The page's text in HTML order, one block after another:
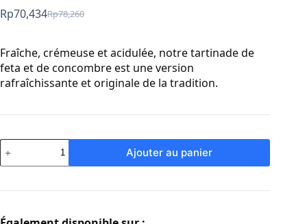
Rp78,260
Prix
:
Rp78,260.
Rp70,434Prix
:
Rp70,434.
Fraîche, crémeuse et acidulée, notre tartinade de
feta et de concombre est une version
rafraîchissante et originale de la tradition.
quantité
de
Cucumber
Ajouter au panier